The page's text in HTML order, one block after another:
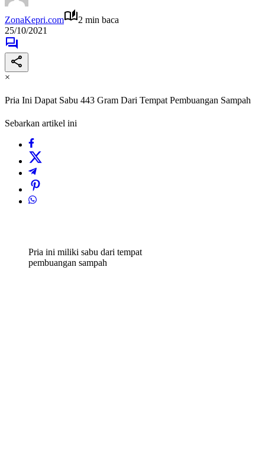
ZonaKepri.com
2 min baca
25/10/2021
×
Pria Ini Dapat Sabu 443 Gram Dari Tempat Pembuangan Sampah
Sebarkan artikel ini
Pria ini miliki sabu dari tempat
pembuangan sampah